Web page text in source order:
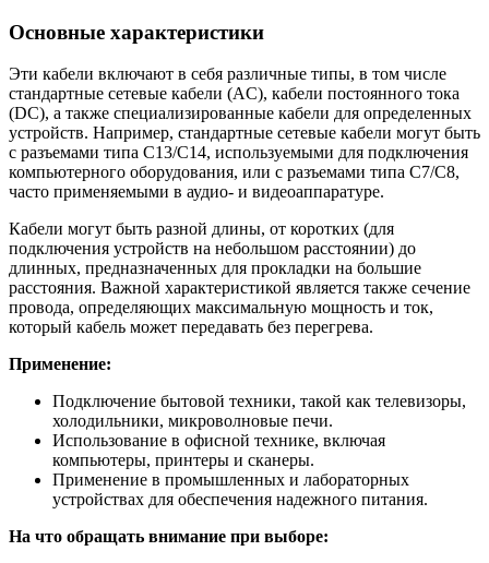
Основные характеристики
Эти кабели включают в себя различные типы, в том числе
стандартные сетевые кабели (AC), кабели постоянного тока
(DC), а также специализированные кабели для определенных
устройств. Например, стандартные сетевые кабели могут быть
с разъемами типа C13/C14, используемыми для подключения
компьютерного оборудования, или с разъемами типа C7/C8,
часто применяемыми в аудио- и видеоаппаратуре.
Кабели могут быть разной длины, от коротких (для
подключения устройств на небольшом расстоянии) до
длинных, предназначенных для прокладки на большие
расстояния. Важной характеристикой является также сечение
провода, определяющих максимальную мощность и ток,
который кабель может передавать без перегрева.
Применение:
Подключение бытовой техники, такой как телевизоры,
холодильники, микроволновые печи.
Использование в офисной технике, включая
компьютеры, принтеры и сканеры.
Применение в промышленных и лабораторных
устройствах для обеспечения надежного питания.
На что обращать внимание при выборе: